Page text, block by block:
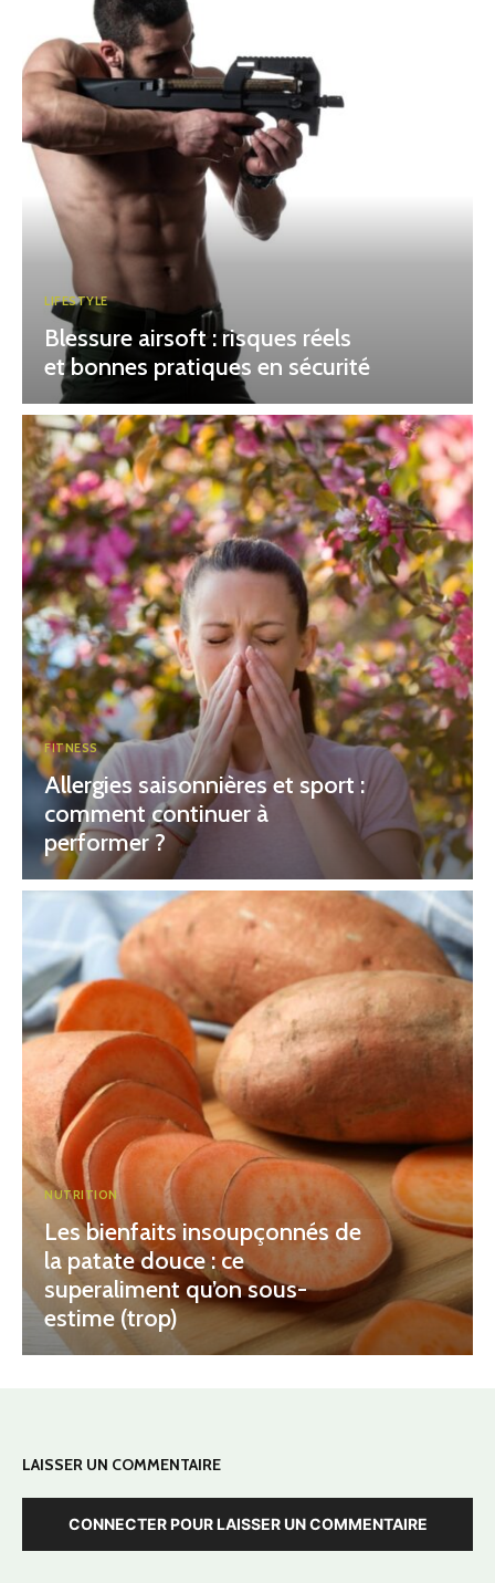
LIFESTYLE
Blessure airsoft : risques réels
et bonnes pratiques en sécurité
FITNESS
Allergies saisonnières et sport :
comment continuer à
performer ?
NUTRITION
Les bienfaits insoupçonnés de
la patate douce : ce
superaliment qu’on sous-
estime (trop)
LAISSER UN COMMENTAIRE
CONNECTER POUR LAISSER UN COMMENTAIRE